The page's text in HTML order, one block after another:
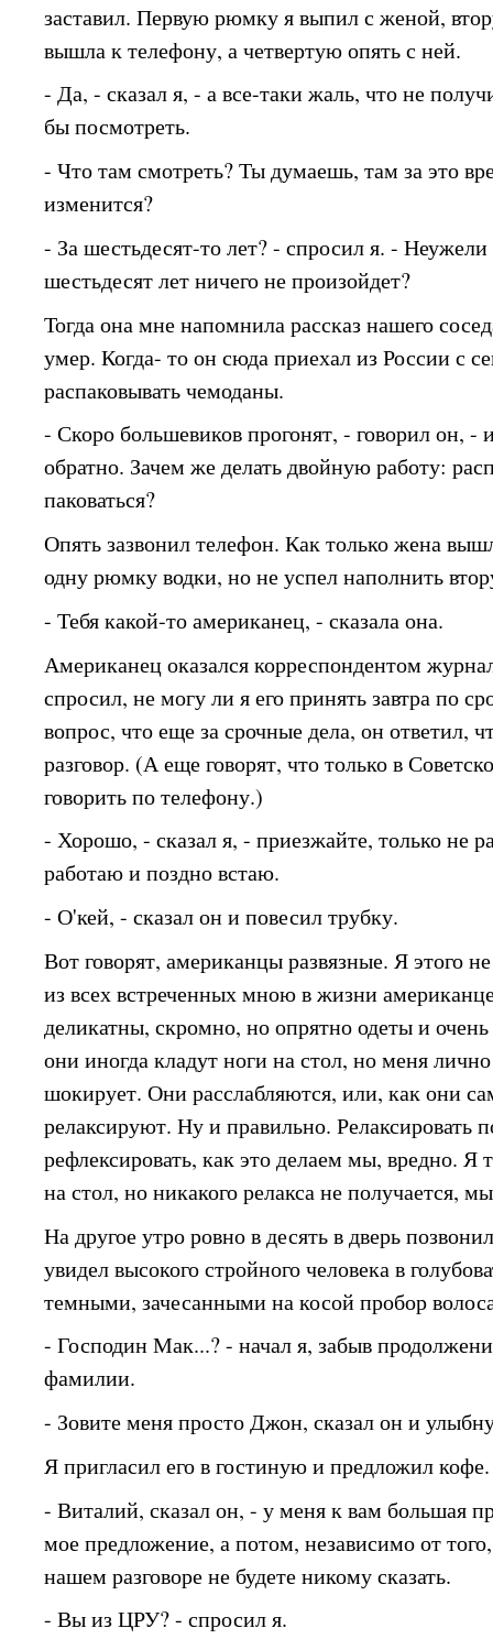
заставил. Первую рюмку я выпил с женой,
вышла к телефону, а четвертую опять с ней.
- Да, - сказал я, - а все-таки жаль, что не
бы посмотреть.
- Что там смотреть? Ты думаешь, там за это
изменится?
- За шестьдесят-то лет? - спросил я. -
шестьдесят лет ничего не произойдет?
Тогда она мне напомнила рассказ нашего
умер. Когда- то он сюда приехал из России с
распаковывать чемоданы.
- Скоро большевиков прогонят, - говорил он, -
обратно. Зачем же делать двойную работу:
паковаться?
Опять зазвонил телефон. Как только жена
одну рюмку водки, но не успел наполнить
- Тебя какой-то американец, - сказала она.
Американец оказался корреспондентом
спросил, не могу ли я его принять завтра по
вопрос, что еще за срочные дела, он ответил,
разговор. (А еще говорят, что только в
говорить по телефону.)
- Хорошо, - сказал я, - приезжайте, только не
работаю и поздно встаю.
- О'кей, - сказал он и повесил трубку.
Вот говорят, американцы развязные. Я этого
из всех встреченных мною в жизни
деликатны, скромно, но опрятно одеты и
они иногда кладут ноги на стол, но меня
шокирует. Они расслабляются, или, как они
релаксируют. Ну и правильно. Релаксировать
рефлексировать, как это делаем мы, вредно. Я
на стол, но никакого релакса не получается,
На другое утро ровно в десять в дверь
увидел высокого стройного человека в
темными, зачесанными на косой пробор
- Господин Мак...? - начал я, забыв
фамилии.
- Зовите меня просто Джон, сказал он и
Я пригласил его в гостиную и предложил кофе.
- Виталий, сказал он, - у меня к вам большая
мое предложение, а потом, независимо от
нашем разговоре не будете никому сказать.
- Вы из ЦРУ? - спросил я.